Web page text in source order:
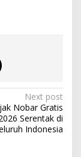
Next post
Nobar Gratis
Serentak di
Indonesia